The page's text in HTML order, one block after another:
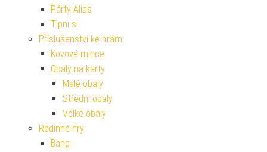
Párty Alias
Tipni si
Příslušenství ke hrám
Kovové mince
Obaly na karty
Malé obaly
Střední obaly
Velké obaly
Rodinné hry
Bang